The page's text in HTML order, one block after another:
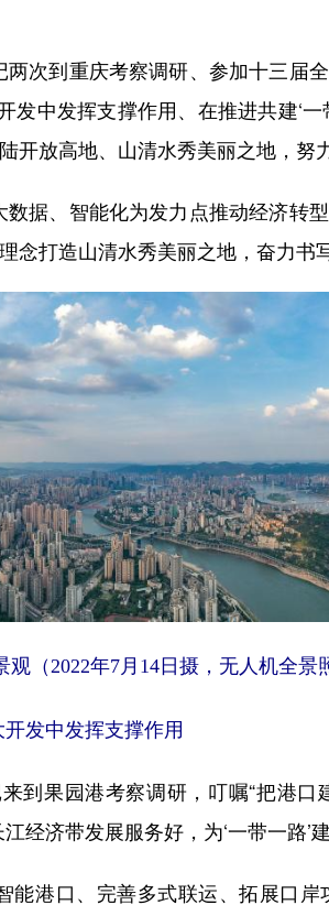
到重庆考察调研、参加十三届
发中发挥支撑作用、在推进共建‘
开放高地、山清水秀美丽之地，努
、智能化为发力点推动经济转
念打造山清水秀美丽之地，奋力书
观（2022年7月14日摄，无人机全
发中发挥支撑作用
果园港考察调研，叮嘱“把港口
经济带发展服务好，为‘一带一路’
港口、完善多式联运、拓展口岸